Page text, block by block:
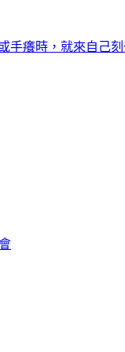
癢時，就來自己刻